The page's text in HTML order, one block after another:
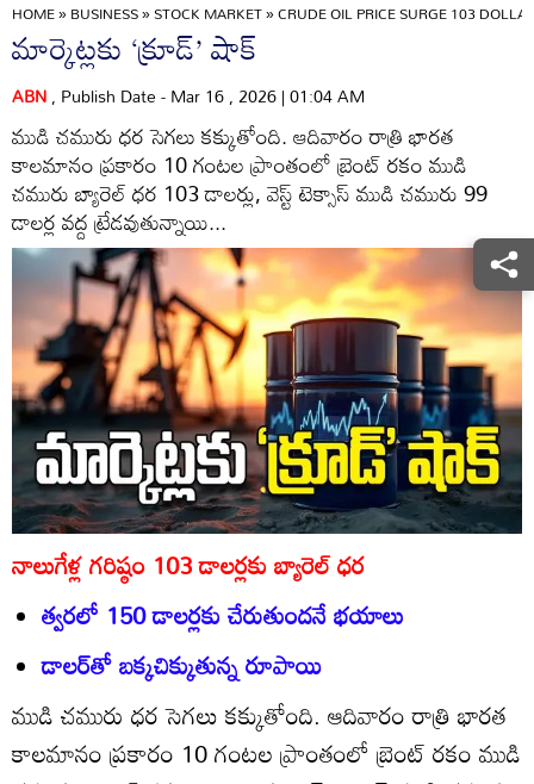
HOME»BUSINESS»STOCK MARKET»CRUDE OIL PRICE SURGE 103
మార్కెట్లకు ‘క్రూడ్‌’ షాక్‌
ABN, Publish Date - Mar 16 , 2026 | 01:04 AM
ముడి చమురు ధర సెగలు కక్కుతోంది. ఆదివారం రాత్రి భారత
కాలమానం ప్రకారం 10 గంటల ప్రాంతంలో బ్రెంట్‌ రకం ముడి
చమురు బ్యారెల్‌ ధర 103 డాలర్లు, వెస్ట్‌ టెక్సాస్‌ ముడి చమురు 99
డాలర్ల వద్ద ట్రేడవుతున్నాయి...
నాలుగేళ్ల గరిష్ఠం 103 డాలర్లకు బ్యారెల్‌ ధర
త్వరలో 150 డాలర్లకు చేరుతుందనే భయాలు
డాలర్‌తో బక్కచిక్కుతున్న రూపాయి
ముడి చమురు ధర సెగలు కక్కుతోంది. ఆదివారం రాత్రి భారత
కాలమానం ప్రకారం 10 గంటల ప్రాంతంలో బ్రెంట్‌ రకం ముడి